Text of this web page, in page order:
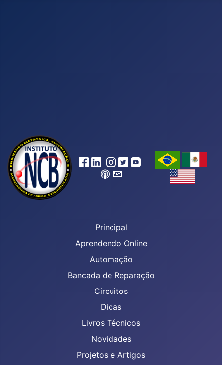
Principal
Aprendendo Online
Automação
Bancada de Reparação
Circuitos
Dicas
Livros Técnicos
Novidades
Projetos e Artigos